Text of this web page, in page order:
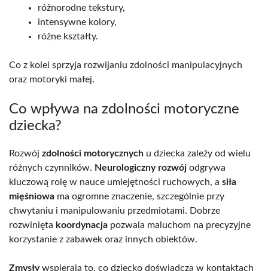
różnorodne tekstury,
intensywne kolory,
różne kształty.
Co z kolei sprzyja rozwijaniu zdolności manipulacyjnych
oraz motoryki małej.
Co wpływa na zdolności motoryczne
dziecka?
Rozwój zdolności motorycznych u dziecka zależy od wielu
różnych czynników. Neurologiczny rozwój odgrywa
kluczową rolę w nauce umiejętności ruchowych, a siła
mięśniowa ma ogromne znaczenie, szczególnie przy
chwytaniu i manipulowaniu przedmiotami. Dobrze
rozwinięta koordynacja pozwala maluchom na precyzyjne
korzystanie z zabawek oraz innych obiektów.
Zmysływspierają to, co dziecko doświadcza w kontaktach